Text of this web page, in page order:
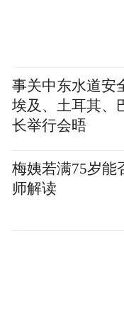
事关中东水道安
埃及、土耳其、
长举行会晤
梅姨若满75岁能
师解读